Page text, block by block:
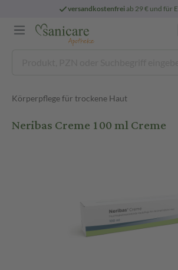
versandkostenfreiab 29 € und für
Körperpflege für trockene Haut
Neribas Creme 100 ml Creme